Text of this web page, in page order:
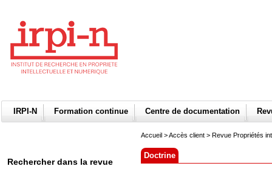
IRPI-N Formation continue Centre de documentation
Rechercher dans la revue
Accueil >Accès client > Revue Propriétés
Doctrine